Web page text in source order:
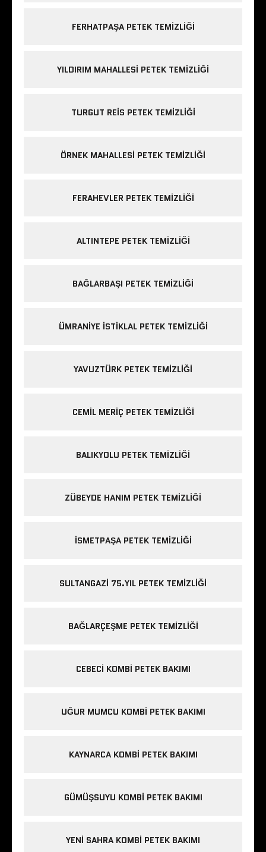
FERHATPAŞA PETEK TEMIZLIĞI
YILDIRIM MAHALLESI PETEK TEMIZLIĞI
TURGUT REIS PETEK TEMIZLIĞI
ÖRNEK MAHALLESI PETEK TEMIZLIĞI
FERAHEVLER PETEK TEMIZLIĞI
ALTINTEPE PETEK TEMIZLIĞI
BAĞLARBAŞI PETEK TEMIZLIĞI
ÜMRANIYE ISTIKLAL PETEK TEMIZLIĞI
YAVUZTÜRK PETEK TEMIZLIĞI
CEMIL MERIÇ PETEK TEMIZLIĞI
BALIKYOLU PETEK TEMIZLIĞI
ZÜBEYDE HANIM PETEK TEMIZLIĞI
ISMETPAŞA PETEK TEMIZLIĞI
SULTANGAZI 75.YIL PETEK TEMIZLIĞI
BAĞLARÇEŞME PETEK TEMIZLIĞI
CEBECI KOMBI PETEK BAKIMI
UĞUR MUMCU KOMBI PETEK BAKIMI
KAYNARCA KOMBI PETEK BAKIMI
GÜMÜŞSUYU KOMBI PETEK BAKIMI
YENI SAHRA KOMBI PETEK BAKIMI